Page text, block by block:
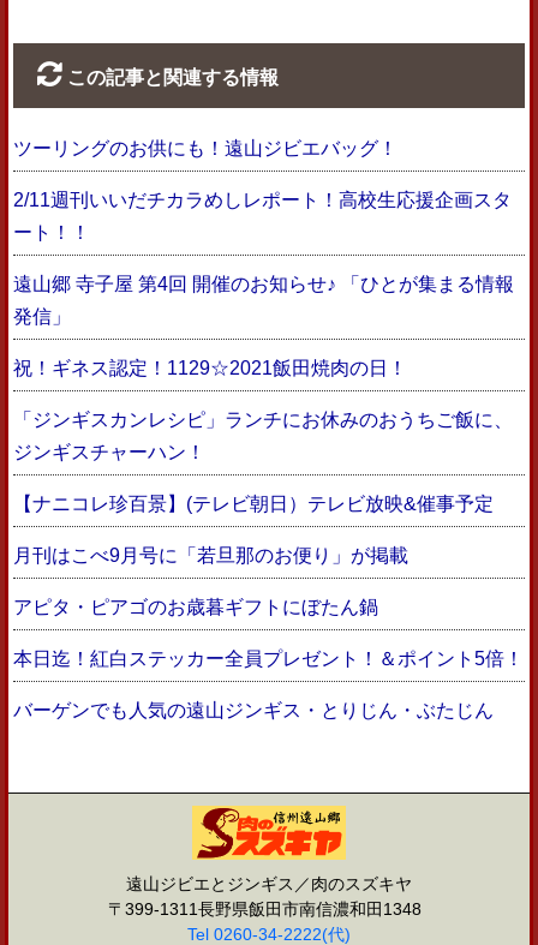
この記事と関連する情報
ツーリングのお供にも！遠山ジビエバッグ！
2/11週刊いいだチカラめしレポート！高校生応援企画スタ
ート！！
遠山郷 寺子屋 第4回 開催のお知らせ♪ 「ひとが集まる情報
発信」
祝！ギネス認定！1129☆2021飯田焼肉の日！
「ジンギスカンレシピ」ランチにお休みのおうちご飯に、
ジンギスチャーハン！
【ナニコレ珍百景】(テレビ朝日）テレビ放映&催事予定
月刊はこべ9月号に「若旦那のお便り」が掲載
アピタ・ピアゴのお歳暮ギフトにぼたん鍋
本日迄！紅白ステッカー全員プレゼント！＆ポイント5倍！
バーゲンでも人気の遠山ジンギス・とりじん・ぶたじん
遠山ジビエとジンギス／肉のスズキヤ
〒399-1311長野県飯田市南信濃和田1348
Tel 0260-34-2222(代)